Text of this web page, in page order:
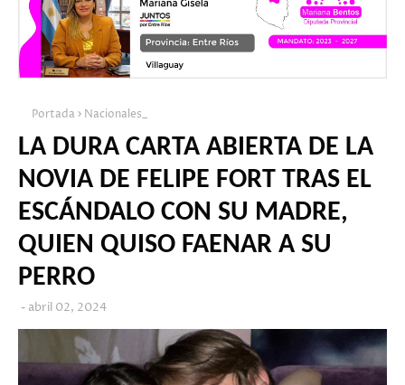
Portada Nacionales_
LA DURA CARTA ABIERTA DE LA
NOVIA DE FELIPE FORT TRAS EL
ESCÁNDALO CON SU MADRE,
QUIEN QUISO FAENAR A SU
PERRO
abril 02, 2024